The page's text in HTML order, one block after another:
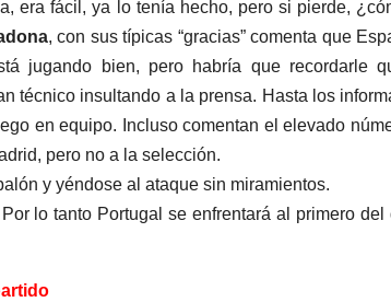
era fácil, ya lo tenía hecho, pero si pierde,
, con sus típicas “gracias” comenta que
jugando bien, pero habría que recordarle
técnico insultando a la prensa. Hasta los
en equipo. Incluso comentan el elevado
pero no a la selección.
y yéndose al ataque sin miramientos.
lo tanto Portugal se enfrentará al primero del